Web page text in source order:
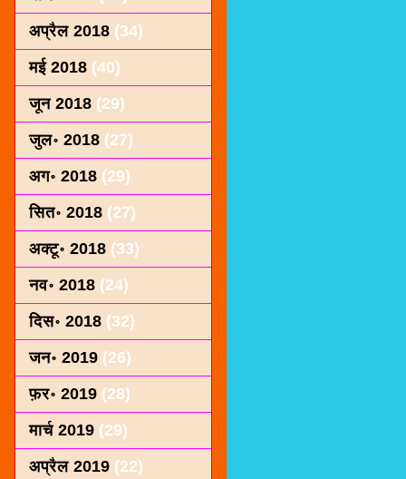
अप्रैल 2018 (34)
मई 2018 (40)
जून 2018 (29)
जुल॰ 2018 (27)
अग॰ 2018 (29)
सित॰ 2018 (27)
अक्टू॰ 2018 (33)
नव॰ 2018 (24)
दिस॰ 2018 (32)
जन॰ 2019 (26)
फ़र॰ 2019 (28)
मार्च 2019 (29)
अप्रैल 2019 (22)